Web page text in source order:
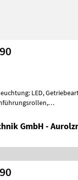
LED,
GmbH -